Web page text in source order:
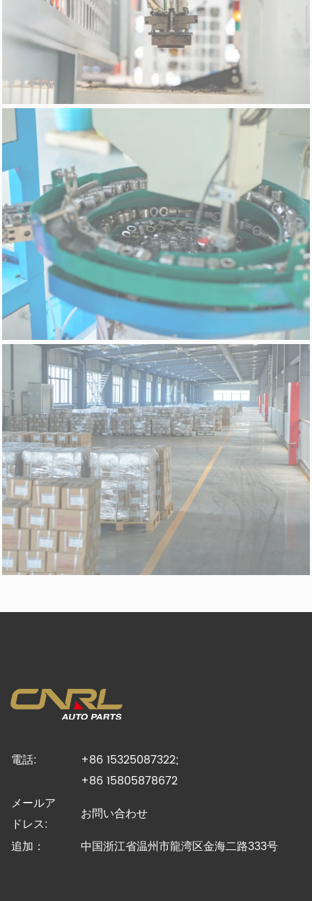
電話:
+86 15325087322;
+86 15805878672
メールア
ドレス:
お問い合わせ
追加：
中国浙江省温州市龍湾区金海二路333号